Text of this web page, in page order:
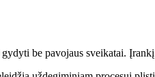
be pavojaus sveikatai.